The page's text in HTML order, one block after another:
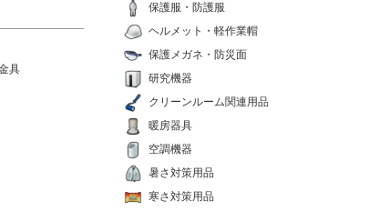
保護服・防護服
ヘルメット・軽作業帽
保護メガネ・防災面
研究機器
クリーンルーム関連用品
暖房器具
空調機器
暑さ対策用品
寒さ対策用品
具